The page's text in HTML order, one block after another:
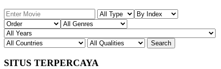
SITUS TERPERCAYA